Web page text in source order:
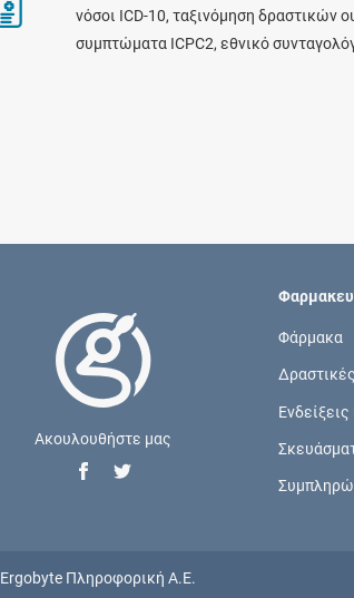
νόσοι ICD-10, ταξινόμηση δραστικών
συμπτώματα ICPC2, εθνικό
Ακουλουθήστε μας
Φάρμακα
Ergobyte Πληροφορική Α.Ε.